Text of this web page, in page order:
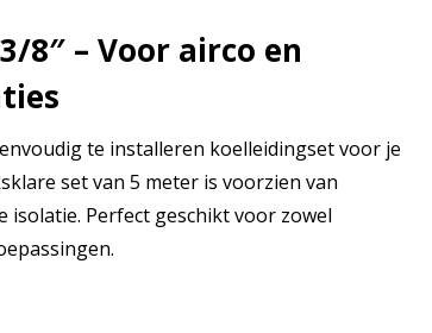
8″ – Voor airco en
te installeren koelleidingset voor je
set van 5 meter is voorzien van
Perfect geschikt voor zowel